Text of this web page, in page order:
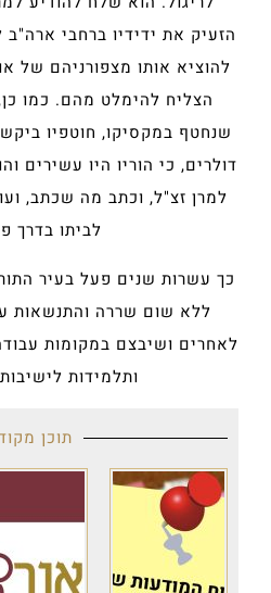
הזעיק את ידידיו ברחבי ארה"ב
להוציא אותו מצפורניהם של
הצליח להימלט מהם. כמו
שנחטף במקסיקו, חוטפיו
דולרים, כי הוריו היו עשירים
למרן זצ"ל, וכתב מה שכתב,
לביתו בדרך
כך עשרות שנים פעל בעיר
ללא שום שררה והתנשאות
לאחרים ושיבצם במקומות
ותלמידות
תוכן